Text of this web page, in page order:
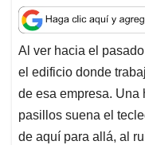
a
t
s
A
p
p
c
e
b
o
o
k
n
k
e
d
I
n
Al ver hacia el
el edificio donde
de esa empresa. Una
pasillos suena el
de aquí para allá, al